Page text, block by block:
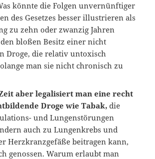
könnte die Folgen unvernünftiger
des Gesetzes besser illustrieren als
zu zehn oder zwanzig Jahren
bloßen Besitz einer nicht
Droge, die relativ untoxisch
man sie nicht chronisch zu
aber legalisiert man eine recht
Droge wie Tabak, die
und Lungenstörungen
auch zu Lungenkrebs und
Herzkranzgefäße beitragen kann,
genossen. Warum erlaubt man